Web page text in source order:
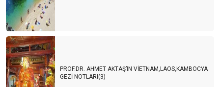
PROF.DR. AHMET AKTAŞ’IN VİETNAM,LAOS,KAMBOCYA
GEZİ NOTLARI(3)